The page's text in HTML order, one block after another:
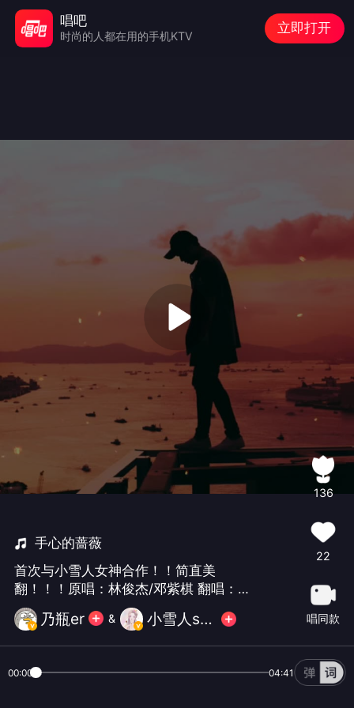
手心的蔷薇
首次与小雪人女神合作！！简直美
翻！！！原唱：林俊杰/邓紫棋 翻唱：
我/小雪人 Mix：小雪人 海报：挽衾衾衾
衾 题字：谣曦怀【济云行】
乃瓶er & 小雪人suri💥
136
22
唱同款
00:00 04:41
唱吧
时尚的人都在用的手机KTV
立即打开